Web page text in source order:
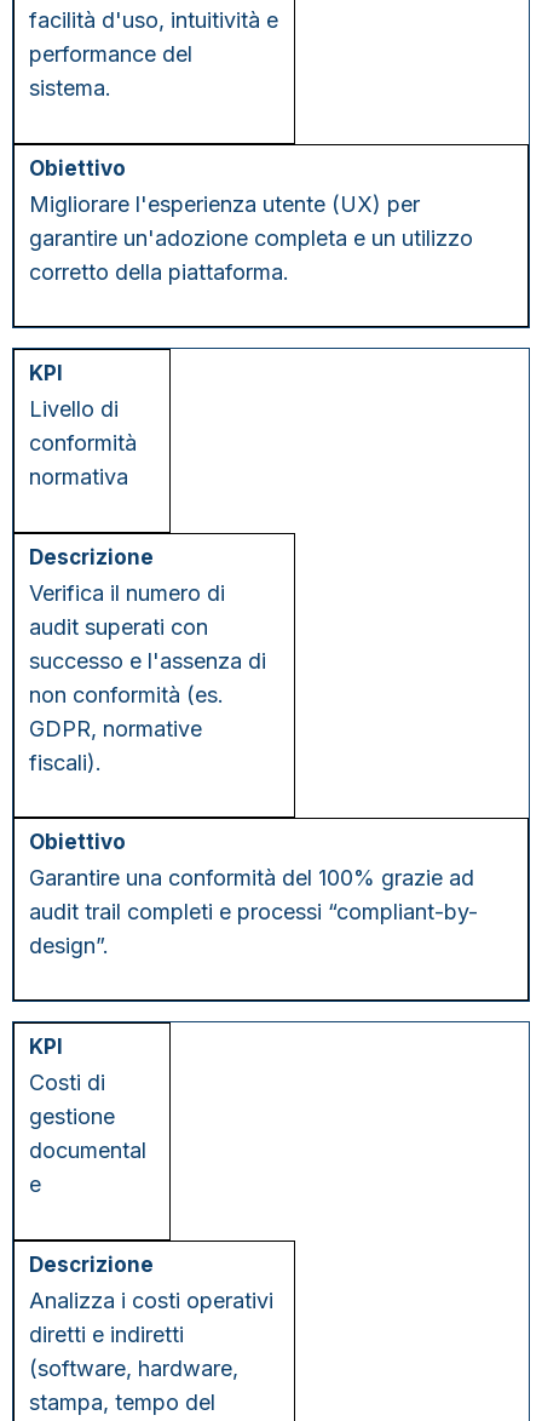
facilità d'uso, intuitività e
performance del
sistema.
Migliorare l'esperienza utente (UX) per
garantire un'adozione completa e un utilizzo
corretto della piattaforma.
Livello di
conformità
normativa
Verifica il numero di
audit superati con
successo e l'assenza di
non conformità (es.
GDPR, normative
fiscali).
Garantire una conformità del 100% grazie ad
audit trail completi e processi “compliant-by-
design”.
Costi di
gestione
documental
e
Analizza i costi operativi
diretti e indiretti
(software, hardware,
stampa, tempo del